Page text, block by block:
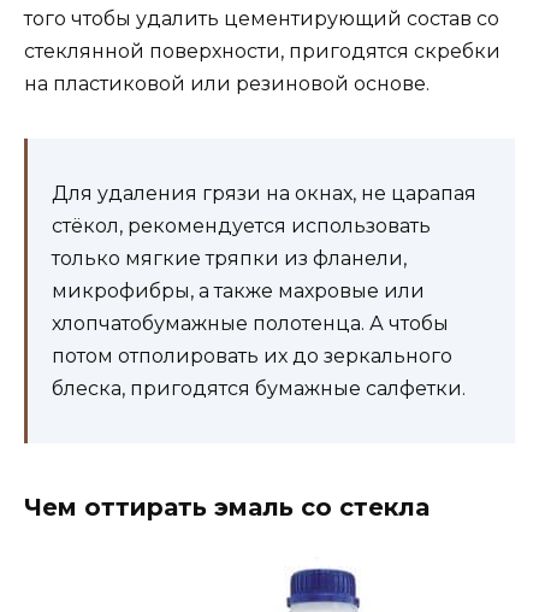
того чтобы удалить цементирующий состав со
стеклянной поверхности, пригодятся скребки
на пластиковой или резиновой основе.
Для удаления грязи на окнах, не царапая
стёкол, рекомендуется использовать
только мягкие тряпки из фланели,
микрофибры, а также махровые или
хлопчатобумажные полотенца. А чтобы
потом отполировать их до зеркального
блеска, пригодятся бумажные салфетки.
Чем оттирать эмаль со стекла